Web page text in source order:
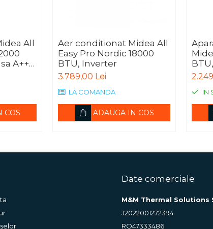
All
A+++,
mode,
COS
Aer conditionat Midea All
Easy Pro Nordic 18000
BTU, Inverter
3.789,00 Lei
LA COMANDA
ADAUGA IN COS
Wi-fi
IN
Date comerciale
M&M Thermal Solutions
J2022001272394
RO47333486